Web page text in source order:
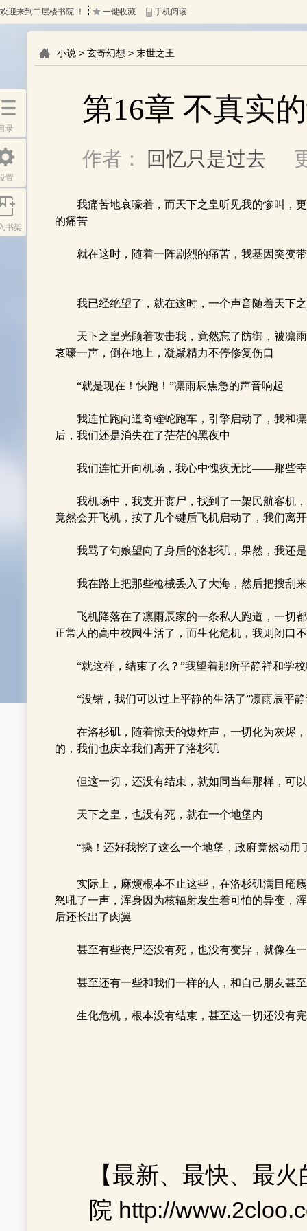
欢迎来到二层楼书院 ！ 一键收藏 手机阅读
小说 > 玄奇幻想 > 末世之王
第16章 不真实
作者： 回忆只是过去
【最新、最快、最
院 http://
录
置
书架